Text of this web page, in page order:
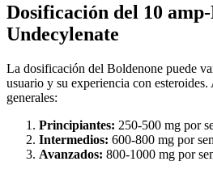
Dosificación del 10
Undecylenate
La dosificación del Boldenone puede
usuario y su experiencia con
generales:
Principiantes: 250-500 mg por
Intermedios: 600-800 mg por
Avanzados: 800-1000 mg por